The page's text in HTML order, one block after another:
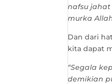
nafsu
murka
Dan dari
kita dapat
“Segala
demikian